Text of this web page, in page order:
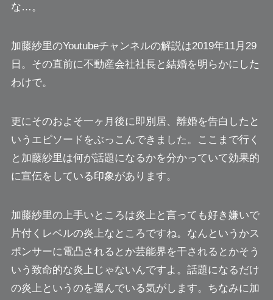
な…。
加藤紗里のYoutubeチャンネルの解説は2019年11月29
日。 その直前に不動産会社社長と結婚を明らかにした
わけで。
更にそのおよそ一ヶ月後に即別居、離婚を告白したと
いうエピソード をぶっこんできました。ここまで行く
と加藤紗里は何が話題になるかを分かっていて効果的
に宣伝をしている印象があります。
加藤紗里の上手いところは炎上と言っても好き嫌いで
片付くレベルの炎上なところですね。なんというかス
ポンサーに電凸されるとか芸能界を干されるとかそう
いう致命的な炎上じゃないんですよ。話題になるだけ
の炎上というのを選んでいる気がします。ちなみに加